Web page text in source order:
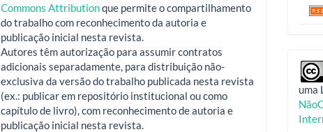
Commons Attributionque permite o compartilhamento
do trabalho com reconhecimento da autoria e
publicação inicial nesta revista.
Autores têm autorização para assumir contratos
adicionais separadamente, para distribuição não-
exclusiva da versão do trabalho publicada nesta revista
(ex.: publicar em repositório institucional ou como
capítulo de livro), com reconhecimento de autoria e
publicação inicial nesta revista.
uma